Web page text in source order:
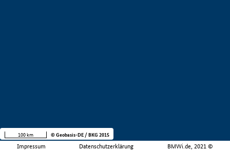
Impressum Datenschutzerklärung BMWi.de, 2021 ©
100 km © Geobasis-DE / BKG 2015